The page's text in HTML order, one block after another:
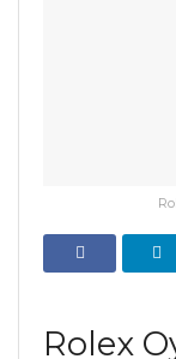
Rolex